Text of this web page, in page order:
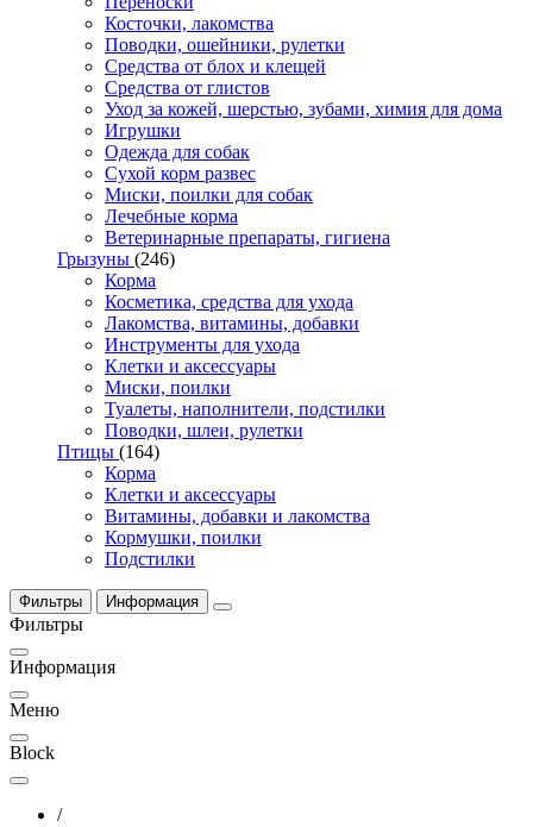
Косточки, лакомства
Поводки, ошейники, рулетки
Средства от блох и клещей
Средства от глистов
Уход за кожей, шерстью, зубами, химия для дома
Игрушки
Одежда для собак
Сухой корм развес
Миски, поилки для собак
Лечебные корма
Ветеринарные препараты, гигиена
Грызуны (246)
Корма
Косметика, средства для ухода
Лакомства, витамины, добавки
Инструменты для ухода
Клетки и аксессуары
Миски, поилки
Туалеты, наполнители, подстилки
Поводки, шлеи, рулетки
Птицы (164)
Корма
Клетки и аксессуары
Витамины, добавки и лакомства
Кормушки, поилки
Подстилки
Фильтры Информация
Фильтры
Информация
Меню
Block
/